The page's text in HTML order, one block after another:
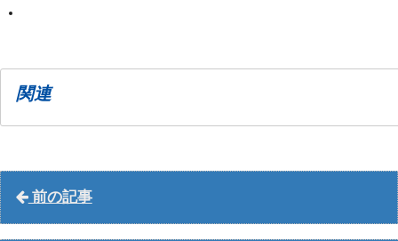
関連
前の記事